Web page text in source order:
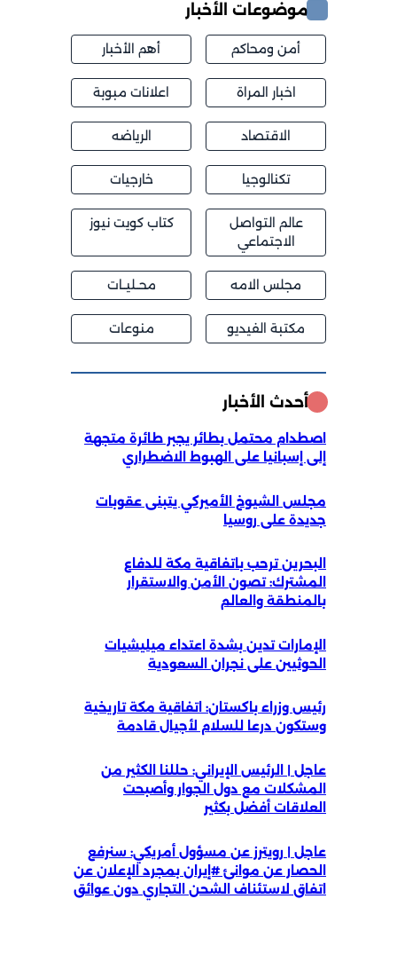
موضوعات الأخبار
أمن ومحاكم أهم الأخبار
اخبار المراة اعلانات مبوبة
الاقتصاد الرياضه
تكنالوجيا خارجيات
عالم التواصل
الاجتماعي
كتاب كويت نيوز
مجلس الامه محــليــات
مكتبة الفيديو منوعات
أحدث الأخبار
اصطدام محتمل بطائر يجبر طائرة متجهة
إلى إسبانيا على الهبوط الاضطراري
مجلس الشيوخ الأميركي يتبنى عقوبات
جديدة على روسيا
البحرين ترحب باتفاقية مكة للدفاع
المشترك: تصون الأمن والاستقرار
بالمنطقة والعالم
الإمارات تدين بشدة اعتداء ميليشيات
الحوثيين على نجران السعودية
رئيس وزراء باكستان: اتفاقية مكة تاريخية
وستكون درعا للسلام لأجيال قادمة
عاجل | الرئيس الإيراني: حللنا الكثير من
المشكلات مع دول الجوار وأصبحت
العلاقات أفضل بكثير
عاجل | رويترز عن مسؤول أمريكي: سنرفع
الحصار عن موانئ #إيران بمجرد الإعلان عن
اتفاق لاستئناف الشحن التجاري دون عوائق